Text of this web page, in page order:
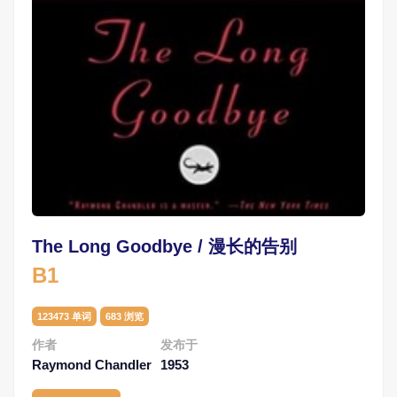
The Long Goodbye / 漫长的告别
B1
123473 单词 683 浏览
作者
Raymond Chandler
发布于
1953